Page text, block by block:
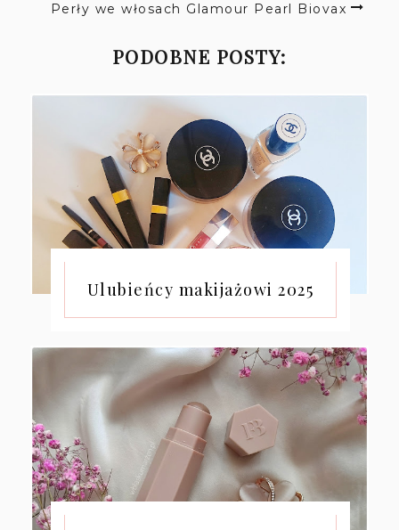
Perły we włosach Glamour Pearl Biovax
PODOBNE POSTY:
Ulubieńcy makijażowi 2025